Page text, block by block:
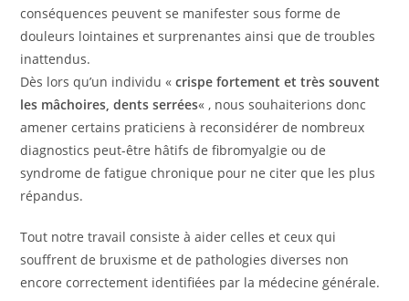
conséquences peuvent se manifester sous forme de
douleurs lointaines et surprenantes ainsi que de troubles
inattendus.
Dès lors qu’un individu «crispe fortement et très souvent
les mâchoires, dents serrées« , nous souhaiterions donc
amener certains praticiens à reconsidérer de nombreux
diagnostics peut-être hâtifs de fibromyalgie ou de
syndrome de fatigue chronique pour ne citer que les plus
répandus.
Tout notre travail consiste à aider celles et ceux qui
souffrent de bruxisme et de pathologies diverses non
encore correctement identifiées par la médecine générale.